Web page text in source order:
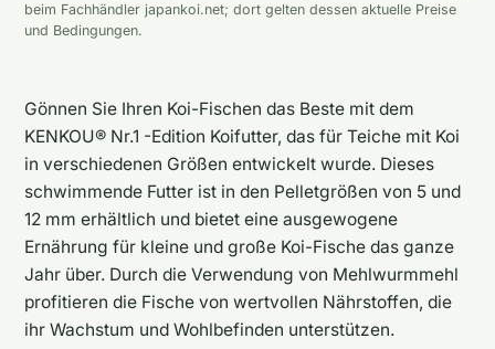
beim Fachhändler japankoi.net; dort gelten dessen aktuelle Preise
und Bedingungen.
Gönnen Sie Ihren Koi-Fischen das Beste mit dem
KENKOU® Nr.1 -Edition Koifutter, das für Teiche mit Koi
in verschiedenen Größen entwickelt wurde. Dieses
schwimmende Futter ist in den Pelletgrößen von 5 und
12 mm erhältlich und bietet eine ausgewogene
Ernährung für kleine und große Koi-Fische das ganze
Jahr über. Durch die Verwendung von Mehlwurmmehl
profitieren die Fische von wertvollen Nährstoffen, die
ihr Wachstum und Wohlbefinden unterstützen.